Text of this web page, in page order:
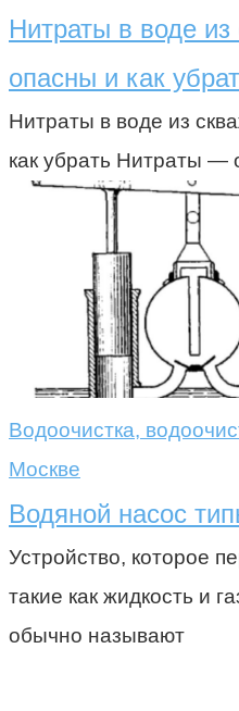
Нитраты в воде
опасны и как
Нитраты в воде из
как убрать Нитраты —
Водоочистка,
Москве
Водяной насос
Устройство, которое
такие как жидкость и
обычно называют